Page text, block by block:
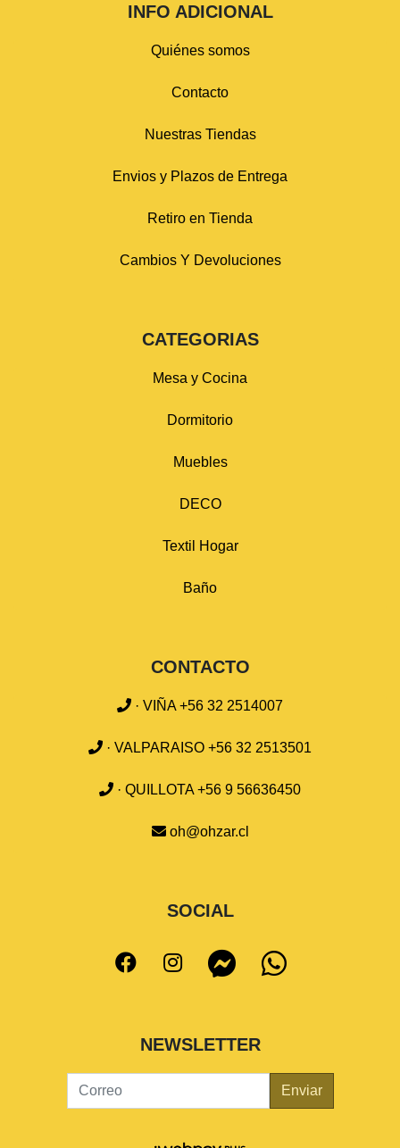
INFO ADICIONAL
Quiénes somos
Contacto
Nuestras Tiendas
Envios y Plazos de Entrega
Retiro en Tienda
Cambios Y Devoluciones
CATEGORIAS
Mesa y Cocina
Dormitorio
Muebles
DECO
Textil Hogar
Baño
CONTACTO
· VIÑA +56 32 2514007
· VALPARAISO +56 32 2513501
· QUILLOTA +56 9 56636450
oh@ohzar.cl
SOCIAL
NEWSLETTER
Enviar